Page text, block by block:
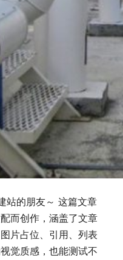
站的朋友～ 这篇文章
而创作，涵盖了文章
片占位、引用、列表
觉质感，也能测试不